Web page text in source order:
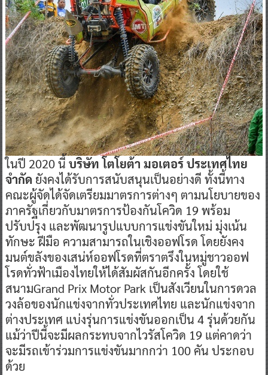
ในปี 2020 นี้ บริษัท โตโยต้า มอเตอร์ ประเทศไทย
จำกัด ยังคงได้รับการสนับสนุนเป็นอย่างดี ทั้งนี้ทาง
คณะผู้จัดได้จัดเตรียมมาตรการต่างๆ ตามนโยบายของ
ภาครัฐเกี่ยวกับมาตรการป้องกันโควิด 19 พร้อม
ปรับปรุง และพัฒนารูปแบบการแข่งขันใหม่ มุ่งเน้น
ทักษะ ฝีมือ ความสามารถในเชิงออฟโรด โดยยังคง
มนต์ขลังของเสน่ห์ออฟโรดที่ตราตรึงในหมู่ชาวออฟ
โรดทั่วฟ้าเมืองไทยให้ได้สัมผัสกันอีกครั้ง โดยใช้
สนามGrand Prix Motor Park เป็นสังเวียนในการดวล
วงล้อของนักแข่งจากทั่วประเทศไทย และนักแข่งจาก
ต่างประเทศ แบ่งรุ่นการแข่งขันออกเป็น 4 รุ่นด้วยกัน
แม้ว่าปีนี้จะมีผลกระทบจากไวรัสโควิด 19 แต่คาดว่า
จะมีรถเข้าร่วมการแข่งขันมากกว่า 100 คัน ประกอบ
ด้วย